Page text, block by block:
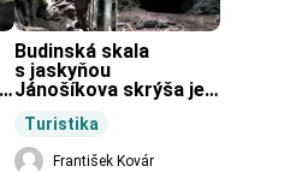
Turistika
Budinská skala
s jaskyňou
Jánošíkova skrýša je
obci Budiná.
František Kovár